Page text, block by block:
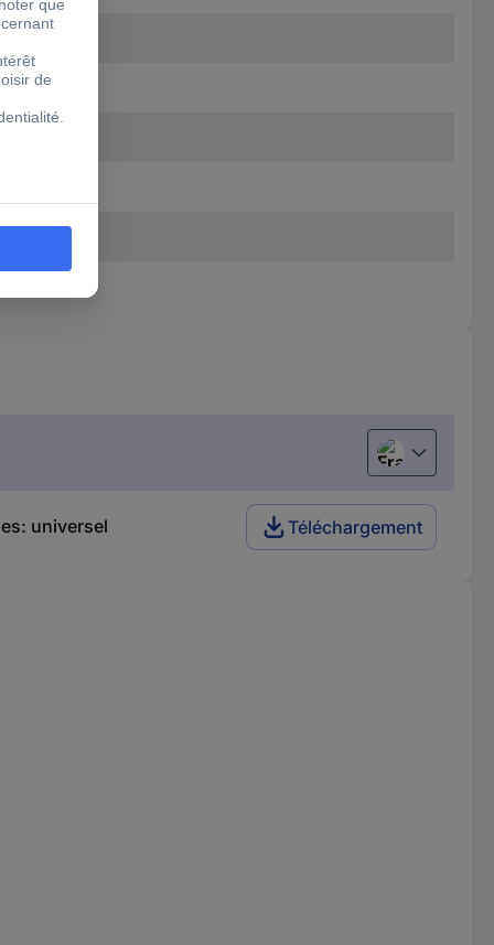
Français
universel Téléchargement